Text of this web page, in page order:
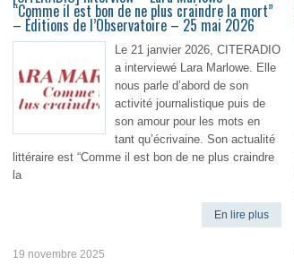
“Comme il est bon de ne plus craindre la mort”
– Éditions de l’Observatoire – 25 mai 2026
Le 21 janvier 2026, CITERADIO
a interviewé Lara Marlowe. Elle
nous parle d’abord de son
activité journalistique puis de
son amour pour les mots en
tant qu’écrivaine. Son actualité
littéraire est “Comme il est bon de ne plus craindre
la
En lire plus
19 novembre 2025